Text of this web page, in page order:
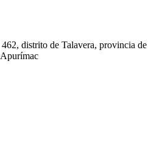
distrito de Talavera, provincia de